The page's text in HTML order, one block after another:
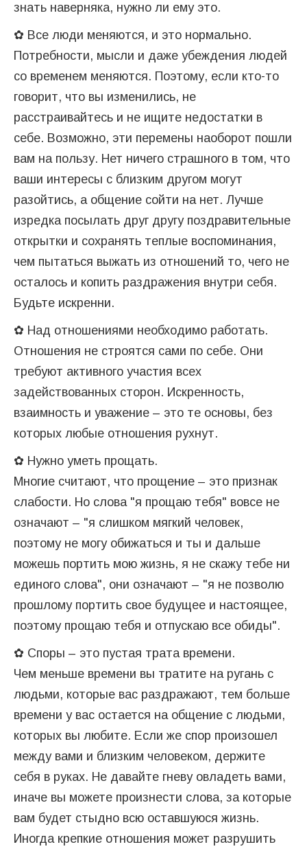
знать наверняка, нужно ли ему это.
✿ Все люди меняются, и это нормально.
Потребности, мысли и даже убеждения людей
со временем меняются. Поэтому, если кто-то
говорит, что вы изменились, не
расстраивайтесь и не ищите недостатки в
себе. Возможно, эти перемены наоборот пошли
вам на пользу. Нет ничего страшного в том, что
ваши интересы с близким другом могут
разойтись, а общение сойти на нет. Лучше
изредка посылать друг другу поздравительные
открытки и сохранять теплые воспоминания,
чем пытаться выжать из отношений то, чего не
осталось и копить раздражения внутри себя.
Будьте искренни.
✿ Над отношениями необходимо работать.
Отношения не строятся сами по себе. Они
требуют активного участия всех
задействованных сторон. Искренность,
взаимность и уважение – это те основы, без
которых любые отношения рухнут.
✿ Нужно уметь прощать.
Многие считают, что прощение – это признак
слабости. Но слова "я прощаю тебя" вовсе не
означают – "я слишком мягкий человек,
поэтому не могу обижаться и ты и дальше
можешь портить мою жизнь, я не скажу тебе ни
единого слова", они означают – "я не позволю
прошлому портить свое будущее и настоящее,
поэтому прощаю тебя и отпускаю все обиды".
✿ Споры – это пустая трата времени.
Чем меньше времени вы тратите на ругань с
людьми, которые вас раздражают, тем больше
времени у вас остается на общение с людьми,
которых вы любите. Если же спор произошел
между вами и близким человеком, держите
себя в руках. Не давайте гневу овладеть вами,
иначе вы можете произнести слова, за которые
вам будет стыдно всю оставшуюся жизнь.
Иногда крепкие отношения может разрушить